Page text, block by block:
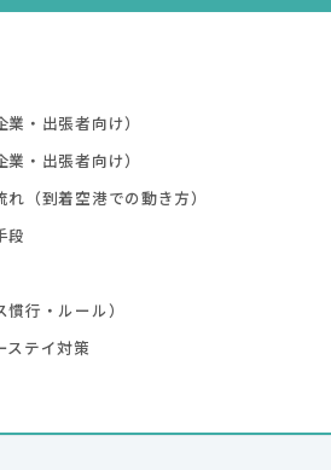
・出張者向け）
・出張者向け）
（到着空港での動き方）
段
行・ルール）
ステイ対策